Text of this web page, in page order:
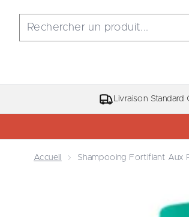
Livraison Standard
Accueil Shampooing Fortifiant Aux